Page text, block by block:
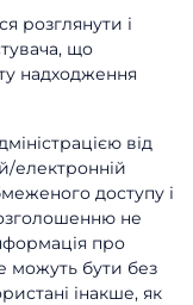
розглянути і
що
надходження
від
електронній
доступу і
не
про
можуть бути без
інакше, як